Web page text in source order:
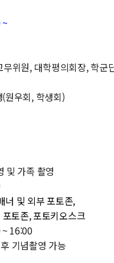
위원, 대학평의회장, 학군
원우회, 학생회)
및 가족 촬영
너 및 외부 포토존,
존, 포토키오스크
~ 16:00
기념촬영 가능